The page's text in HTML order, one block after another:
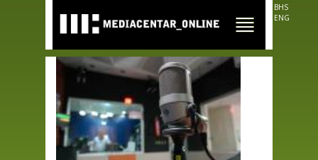
main
content
BHS
ENG